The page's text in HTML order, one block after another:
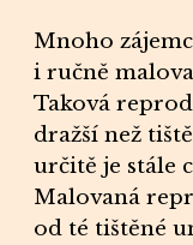
Mnoho
i ručně
Taková
dražší než
určitě je stále
Malovaná
od té tištěné